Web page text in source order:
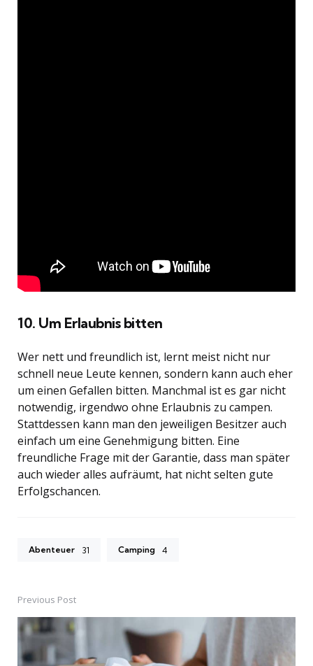
10. Um Erlaubnis bitten
Wer nett und freundlich ist, lernt meist nicht nur
schnell neue Leute kennen, sondern kann auch eher
um einen Gefallen bitten. Manchmal ist es gar nicht
notwendig, irgendwo ohne Erlaubnis zu campen.
Stattdessen kann man den jeweiligen Besitzer auch
einfach um eine Genehmigung bitten. Eine
freundliche Frage mit der Garantie, dass man später
auch wieder alles aufräumt, hat nicht selten gute
Erfolgschancen.
Abenteuer 31 Camping 4
Post
navigation
Previous Post